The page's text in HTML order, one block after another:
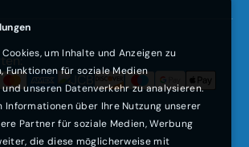
um Inhalte und Anzeigen zu
Funktionen für soziale Medien
unseren Datenverkehr zu analysieren.
Informationen über Ihre Nutzung unserer
Partner für soziale Medien, Werbung
die diese möglicherweise mit